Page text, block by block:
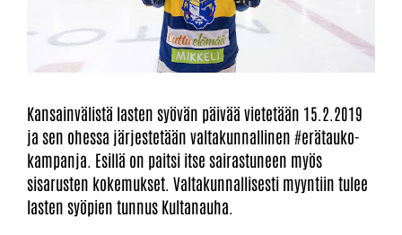
Kansainvälistä lasten syövän päivää vietetään 15.2.2019
ja sen ohessa järjestetään valtakunnallinen #erätauko-
kampanja. Esillä on paitsi itse sairastuneen myös
sisarusten kokemukset. Valtakunnallisesti myyntiin tulee
lasten syöpien tunnus Kultanauha.